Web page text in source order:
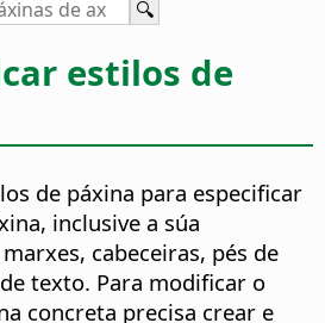
estilos de
de páxina para especificar
inclusive a súa
cabeceiras, pés de
texto. Para modificar o
concreta precisa crear e